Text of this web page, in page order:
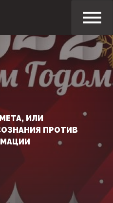
ИЛИ
ПРОТИВ